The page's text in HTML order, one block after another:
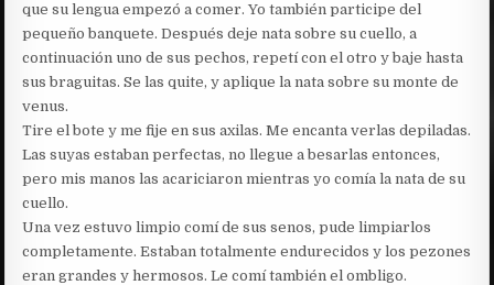
que su lengua empezó a comer. Yo también participe del
pequeño banquete. Después deje nata sobre su cuello, a
continuación uno de sus pechos, repetí con el otro y baje hasta
sus braguitas. Se las quite, y aplique la nata sobre su monte de
venus.
Tire el bote y me fije en sus axilas. Me encanta verlas depiladas.
Las suyas estaban perfectas, no llegue a besarlas entonces,
pero mis manos las acariciaron mientras yo comía la nata de su
cuello.
Una vez estuvo limpio comí de sus senos, pude limpiarlos
completamente. Estaban totalmente endurecidos y los pezones
eran grandes y hermosos. Le comí también el ombligo.